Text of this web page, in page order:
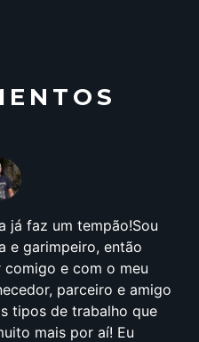
já faz um tempão!Sou
e garimpeiro, então
e com o meu
parceiro e amigo
tipos de trabalho que
mais por aí! Eu